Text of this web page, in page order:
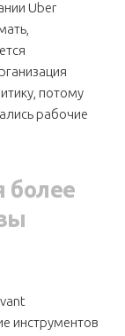
Uber
потому
рабочие
более
инструментов